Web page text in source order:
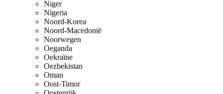
Niger
Nigeria
Noord-Korea
Noord-Macedonië
Noorwegen
Oeganda
Oekraïne
Oezbekistan
Oman
Oost-Timor